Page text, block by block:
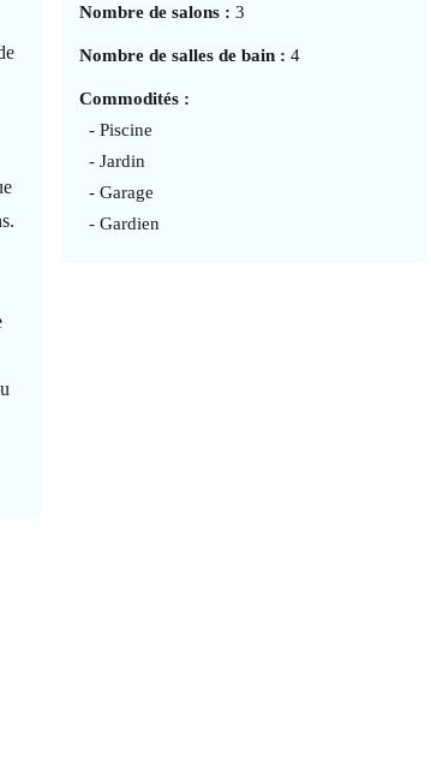
Nombre de salons : 3
Nombre de salles de bain : 4
Commodités :
- Piscine
- Jardin
- Garage
- Gardien